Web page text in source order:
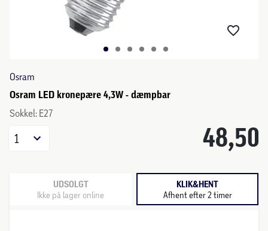
Osram
Osram LED kronepære 4,3W - dæmpbar
Sokkel: E27
48,50
1
UDSOLGT
Ikke på lager online
KLIK&HENT
Afhent efter 2 timer